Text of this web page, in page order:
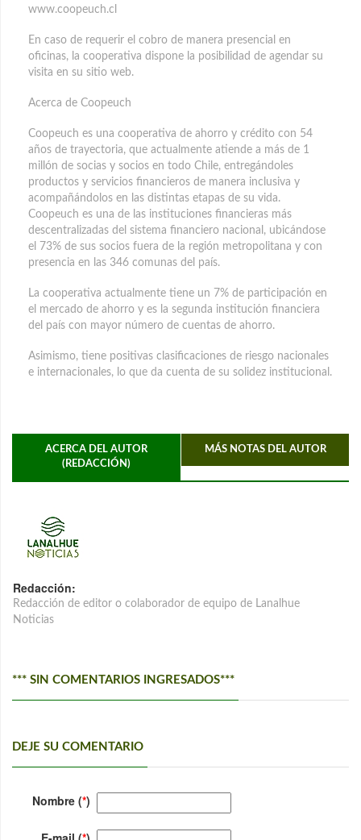
www.coopeuch.cl
En caso de requerir el cobro de manera presencial en
oficinas, la cooperativa dispone la posibilidad de agendar su
visita en su sitio web.
Acerca de Coopeuch
Coopeuch es una cooperativa de ahorro y crédito con 54
años de trayectoria, que actualmente atiende a más de 1
millón de socias y socios en todo Chile, entregándoles
productos y servicios financieros de manera inclusiva y
acompañándolos en las distintas etapas de su vida.
Coopeuch es una de las instituciones financieras más
descentralizadas del sistema financiero nacional, ubicándose
el 73% de sus socios fuera de la región metropolitana y con
presencia en las 346 comunas del país.
La cooperativa actualmente tiene un 7% de participación en
el mercado de ahorro y es la segunda institución financiera
del país con mayor número de cuentas de ahorro.
Asimismo, tiene positivas clasificaciones de riesgo nacionales
e internacionales, lo que da cuenta de su solidez institucional.
ACERCA DEL AUTOR
(REDACCIÓN)
MÁS NOTAS DEL AUTOR
Redacción:
Redacción de editor o colaborador de equipo de Lanalhue
Noticias
*** SIN COMENTARIOS INGRESADOS***
DEJE SU COMENTARIO
Nombre (*)